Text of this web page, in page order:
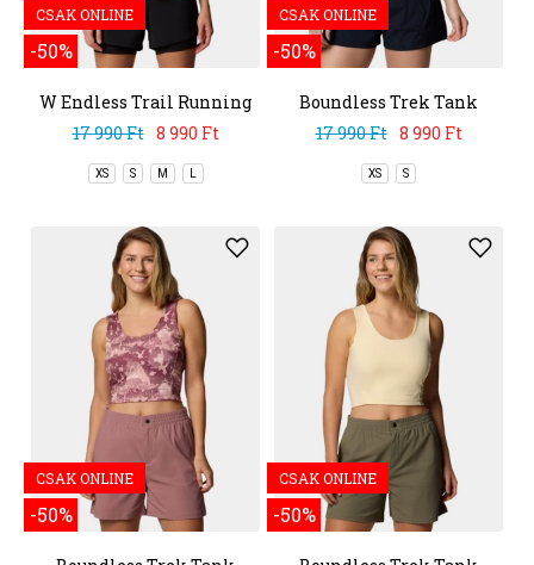
CSAK ONLINE
-50%
W Endless Trail Running
Tech Tee
17 990 Ft 8 990 Ft
XS S M L
CSAK ONLINE
-50%
Boundless Trek Tank
17 990 Ft 8 990 Ft
XS S
CSAK ONLINE
-50%
CSAK ONLINE
-50%